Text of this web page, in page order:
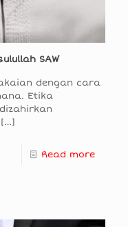
SAW
dengan cara
Etika
[…]
Read more